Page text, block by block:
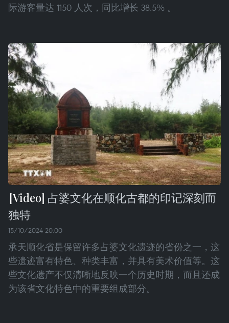
际游客量达 1150 人次，同比增长 38.5% 。
占婆文化在顺化古都的印记深刻而
独特
15/10/2024 20:00
承天顺化省是保留许多占婆文化遗迹的省份之一，这
些遗迹富有特色、种类丰富，并具有美术价值等。这
些文化遗产不仅清晰地反映一个历史时期，而且还成
为该省文化特色中的重要组成部分。